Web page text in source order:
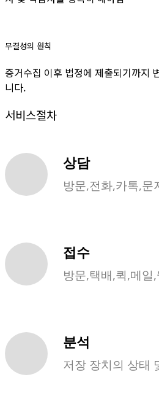
무결성의 원칙
증거수집 이후 법정에 제출되기까지
니다.
서비스절차
상담
방문,전화,카톡,문
접수
방문,택배,퀵,메일
분석
저장 장치의 상태